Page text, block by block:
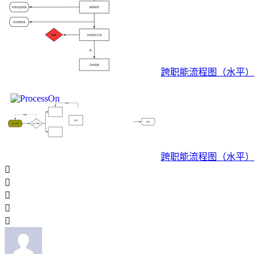
跨职能流程图（水平）
跨职能流程图（水平）




